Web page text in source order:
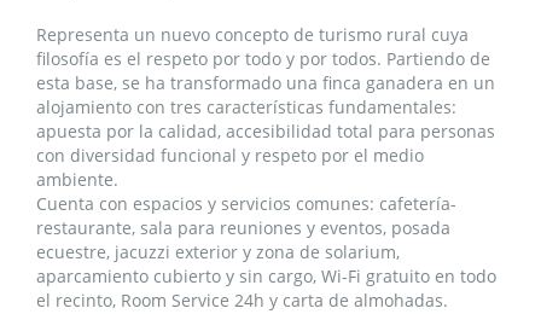
Representa un nuevo concepto de turismo rural cuya
filosofía es el respeto por todo y por todos. Partiendo de
esta base, se ha transformado una finca ganadera en un
alojamiento con tres características fundamentales:
apuesta por la calidad, accesibilidad total para personas
con diversidad funcional y respeto por el medio
ambiente.
Cuenta con espacios y servicios comunes: cafetería-
restaurante, sala para reuniones y eventos, posada
ecuestre, jacuzzi exterior y zona de solarium,
aparcamiento cubierto y sin cargo, Wi-Fi gratuito en todo
el recinto, Room Service 24h y carta de almohadas.